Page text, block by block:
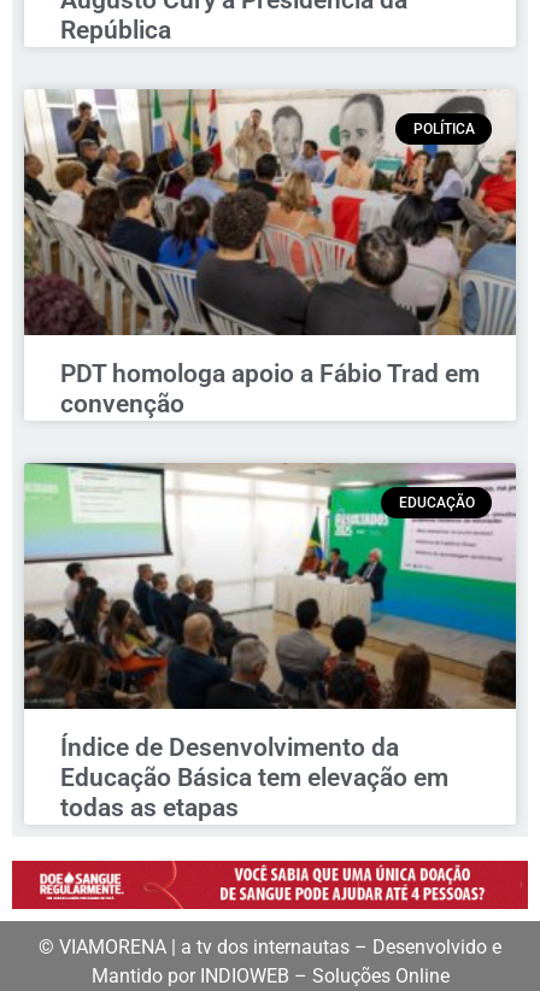
República
POLÍTICA
PDT homologa apoio a Fábio Trad em
convenção
EDUCAÇÃO
Índice de Desenvolvimento da
Educação Básica tem elevação em
todas as etapas
© VIAMORENA | a tv dos internautas – Desenvolvido e
Mantido por INDIOWEB – Soluções Online